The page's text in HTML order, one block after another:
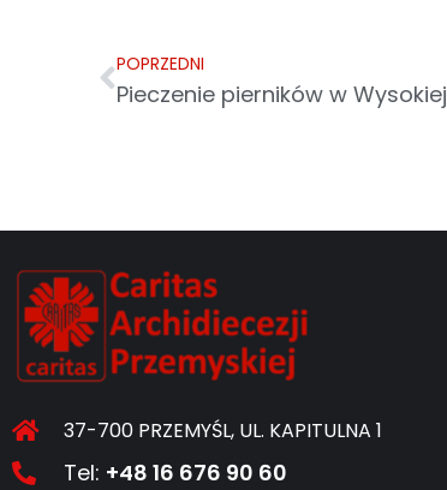
POPRZEDNI
Pieczenie pierników w Wysokiej
37-700 PRZEMYŚL, UL. KAPITULNA 1
Tel: +48 16 676 90 60